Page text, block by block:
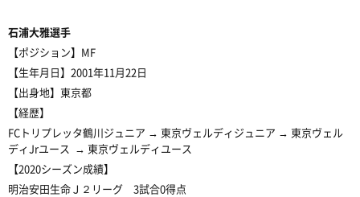
石浦大雅選手
【ポジション】MF
【生年月日】2001年11月22日
【出身地】東京都
【経歴】
FCトリプレッタ鶴川ジュニア → 東京ヴェルディジュニア → 東京ヴェル
ディJrユース → 東京ヴェルディユース
【2020シーズン成績】
明治安田生命Ｊ２リーグ 3試合0得点